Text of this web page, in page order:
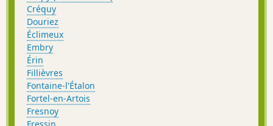
Créquy
Douriez
Éclimeux
Embry
Érin
Fillièvres
Fontaine-l'Étalon
Fortel-en-Artois
Fresnoy
Fressin